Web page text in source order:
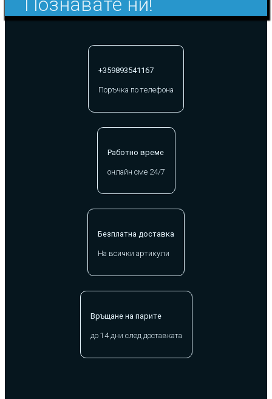
+359893541167
Поръчка по телефона
Работно време
онлайн сме 24/7
Безплатна доставка
На всички артикули
Връщане на парите
до 14 дни след доставката